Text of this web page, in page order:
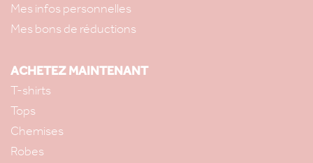
Mes infos personnelles
Mes bons de réductions
ACHETEZ MAINTENANT
T-shirts
Tops
Chemises
Robes